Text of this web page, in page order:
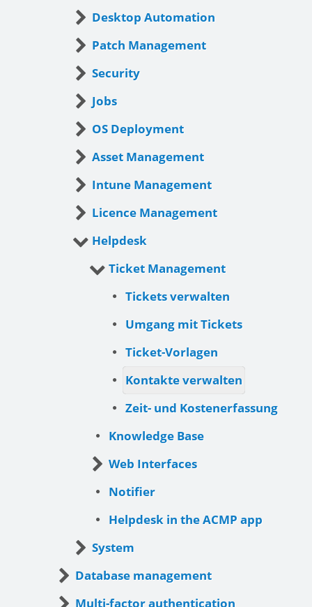
Desktop Automation
Patch Management
Security
Jobs
OS Deployment
Asset Management
Intune Management
Licence Management
Helpdesk
Ticket Management
Tickets verwalten
Umgang mit Tickets
Ticket-Vorlagen
Kontakte verwalten
Zeit- und Kostenerfassung
Knowledge Base
Web Interfaces
Notifier
Helpdesk in the ACMP app
System
Database management
Multi-factor authentication